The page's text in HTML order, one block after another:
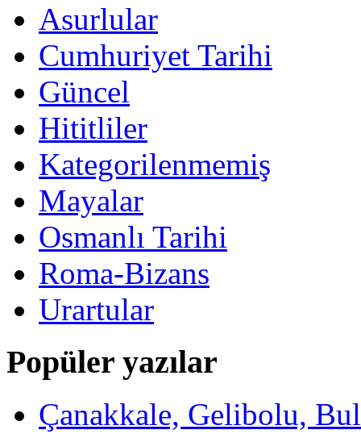
Asurlular
Cumhuriyet Tarihi
Güncel
Hititliler
Kategorilenmemiş
Mayalar
Osmanlı Tarihi
Roma-Bizans
Urartular
Popüler yazılar
Çanakkale, Gelibolu,